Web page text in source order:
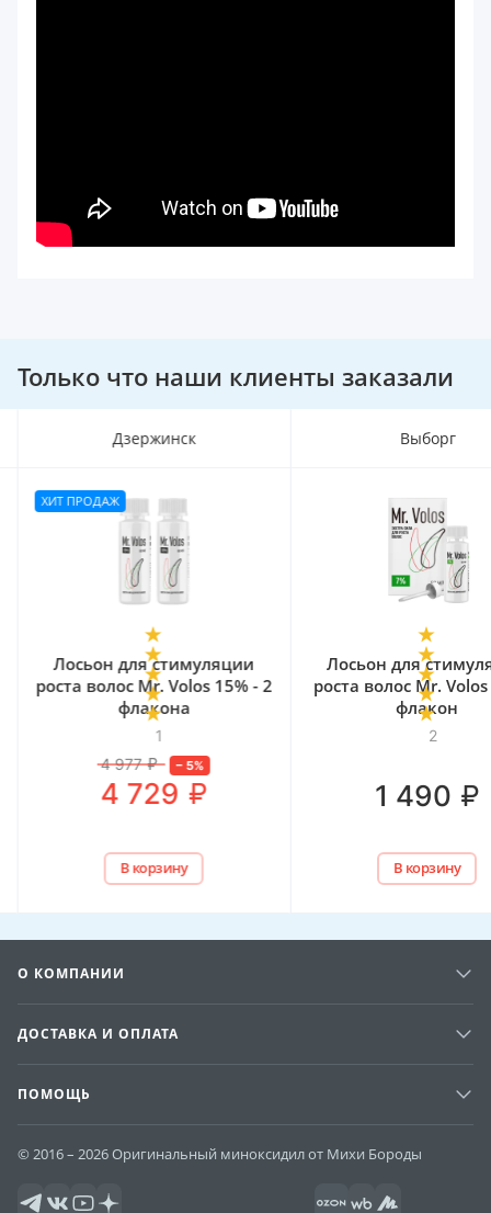
Только что наши клиенты заказали
Дзержинск
ХИТ ПРОДАЖ
1
Лосьон для стимуляции
роста волос Mr. Volos 15% - 2
флакона
4 977 ₽ – 5%
4 729 ₽
В корзину
Выборг
2
Лосьон для
роста волос Mr.
флакон
1 490 ₽
В корзину
О КОМПАНИИ
ДОСТАВКА И ОПЛАТА
ПОМОЩЬ
© 2016 – 2026 Оригинальный миноксидил от Михи Бороды